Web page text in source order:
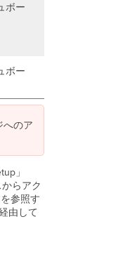
ボー
ボー
へのア
」
らアク
参照す
由して